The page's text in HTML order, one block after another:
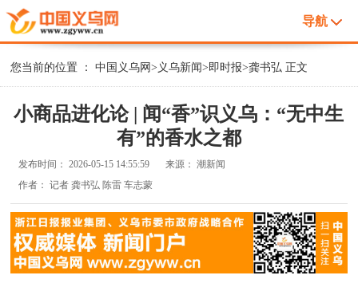
导航
您当前的位置 ：中国义乌网> 义乌新闻>即时报>龚书弘 正文
小商品进化论 | 闻“香”识义乌：“无中生
有”的香水之都
发布时间：2026-05-15 14:55:59 来源：潮新闻
作者：记者 龚书弘 陈雷 车志蒙